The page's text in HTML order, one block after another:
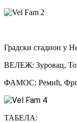
Градски стадион у
ВЕЛЕЖ: Зуровац,
ФАМОС: Ремић,
ТАБЕЛА: